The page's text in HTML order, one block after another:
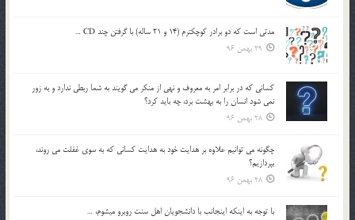
مدتي است كه دو برادر كوچكترم (14 و 21 ساله) با گرفتن چند CD …
29 بهمن 96
كساني كه در برابر امر به معروف و نهي از منكر مي گويند به شما ربطي ندارد و به زور
نمي شود انسان را به بهشت برد، چه بايد كرد؟
28 بهمن 96
چگونه مي توانيم علاوه بر هدايت خود به هدايت كساني كه به سوي غفلت مي روند،
بپردازيم؟
28 بهمن 96
با توجه به اينكه اينجانب با دانشجويان اهل سنت روبرو مي‎شوم، …